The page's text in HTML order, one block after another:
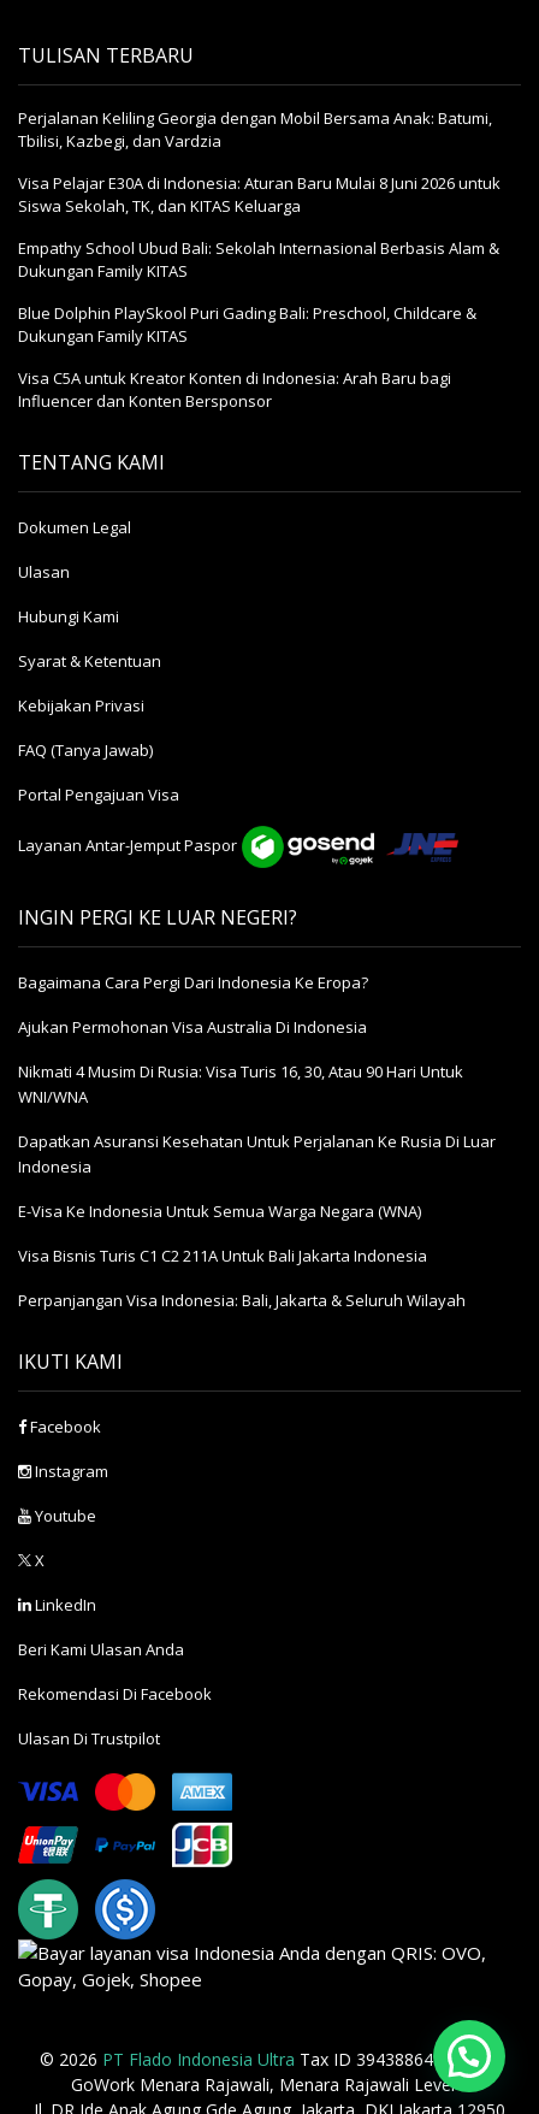
TULISAN TERBARU
Perjalanan Keliling Georgia dengan Mobil Bersama Anak: Batumi,
Tbilisi, Kazbegi, dan Vardzia
Visa Pelajar E30A di Indonesia: Aturan Baru Mulai 8 Juni 2026 untuk
Siswa Sekolah, TK, dan KITAS Keluarga
Empathy School Ubud Bali: Sekolah Internasional Berbasis Alam &
Dukungan Family KITAS
Blue Dolphin PlaySkool Puri Gading Bali: Preschool, Childcare &
Dukungan Family KITAS
Visa C5A untuk Kreator Konten di Indonesia: Arah Baru bagi
Influencer dan Konten Bersponsor
TENTANG KAMI
Dokumen Legal
Ulasan
Hubungi Kami
Syarat & Ketentuan
Kebijakan Privasi
FAQ (Tanya Jawab)
Portal Pengajuan Visa
Layanan Antar-Jemput Paspor
INGIN PERGI KE LUAR NEGERI?
Bagaimana Cara Pergi Dari Indonesia Ke Eropa?
Ajukan Permohonan Visa Australia Di Indonesia
Nikmati 4 Musim Di Rusia: Visa Turis 16, 30, Atau 90 Hari Untuk
WNI/WNA
Dapatkan Asuransi Kesehatan Untuk Perjalanan Ke Rusia Di Luar
Indonesia
E-Visa Ke Indonesia Untuk Semua Warga Negara (WNA)
Visa Bisnis Turis С1 С2 211A Untuk Bali Jakarta Indonesia
Perpanjangan Visa Indonesia: Bali, Jakarta & Seluruh Wilayah
IKUTI KAMI
Facebook
Instagram
Youtube
X
LinkedIn
Beri Kami Ulasan Anda
Rekomendasi Di Facebook
Ulasan Di Trustpilot
© 2026 PT Flado Indonesia Ultra Tax ID 394388649063000
GoWork Menara Rajawali, Menara Rajawali Level 2